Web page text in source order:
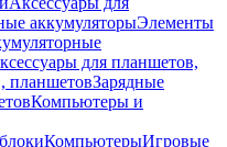
аккумуляторыЭлементы
для планшетов,
планшетовЗарядные
Компьютеры и
КомпьютерыИгровые